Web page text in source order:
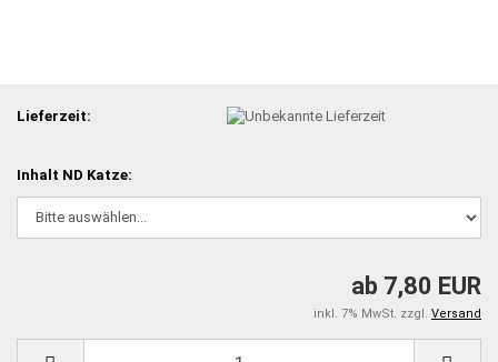
Lieferzeit:
Inhalt ND Katze:
ab 7,80 EUR
inkl. 7% MwSt. zzgl. Versand